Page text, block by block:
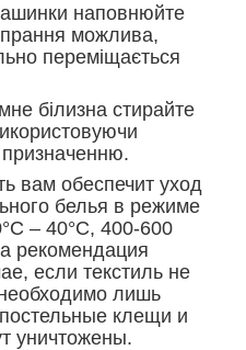
наповнюйте
прання можлива,
переміщається
білизна стирайте
вам обеспечит уход
белья в режиме
– 40°С, 400-600
рекомендация
если текстиль не
лишь
клещи и
уничтожены.